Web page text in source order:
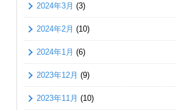
2024年3月 (3)
2024年2月 (10)
2024年1月 (6)
2023年12月 (9)
2023年11月 (10)